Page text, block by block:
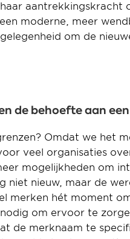
aantrekkingskracht
moderne, meer
om de
de behoefte aan
Omdat we het
veel organisaties
mogelijkheden om
niet nieuw, maar de
merken hét moment
om ervoor te
de merknaam te